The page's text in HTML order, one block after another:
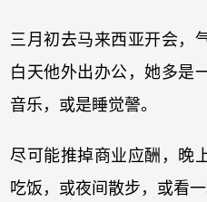
三月初去马来西亚开会，
白天他外出办公，她多是
音乐，或是睡觉謦。
尽可能推掉商业应酬，晚
吃饭，或夜间散步，或看